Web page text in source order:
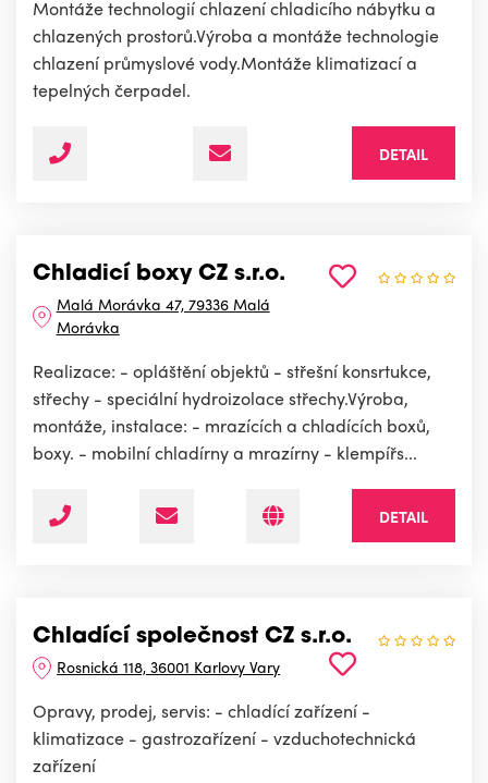
Montáže technologií chlazení chladicího nábytku a
chlazených prostorů.Výroba a montáže technologie
chlazení průmyslové vody.Montáže klimatizací a
tepelných čerpadel.
DETAIL
Chladicí boxy CZ s.r.o.
Malá Morávka 47, 79336 Malá
Morávka
Realizace: - opláštění objektů - střešní konsrtukce,
střechy - speciální hydroizolace střechy.Výroba,
montáže, instalace: - mrazících a chladících boxů,
boxy. - mobilní chladírny a mrazírny - klempířs...
DETAIL
Chladící společnost CZ s.r.o.
Rosnická 118, 36001 Karlovy Vary
Opravy, prodej, servis: - chladící zařízení -
klimatizace - gastrozařízení - vzduchotechnická
zařízení